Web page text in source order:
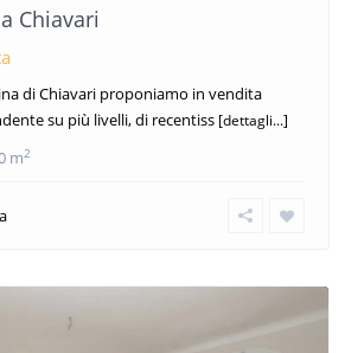
Chiavari
di Chiavari proponiamo in vendita
su più livelli, di recentiss [dettagli...]
m2